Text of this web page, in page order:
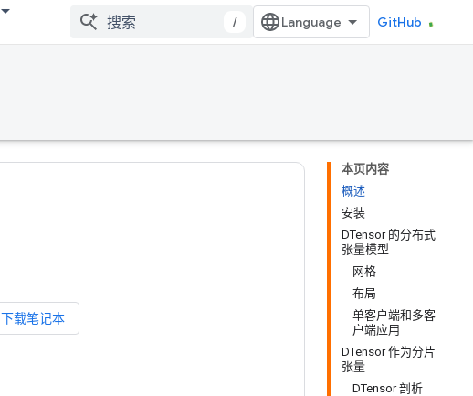
/ GitHub
本页内容
概述
安装
DTensor 的分布式
张量模型
网格
布局
单客户端和多客
户端应用
DTensor 作为分片
张量
DTensor 剖析
下载笔记本